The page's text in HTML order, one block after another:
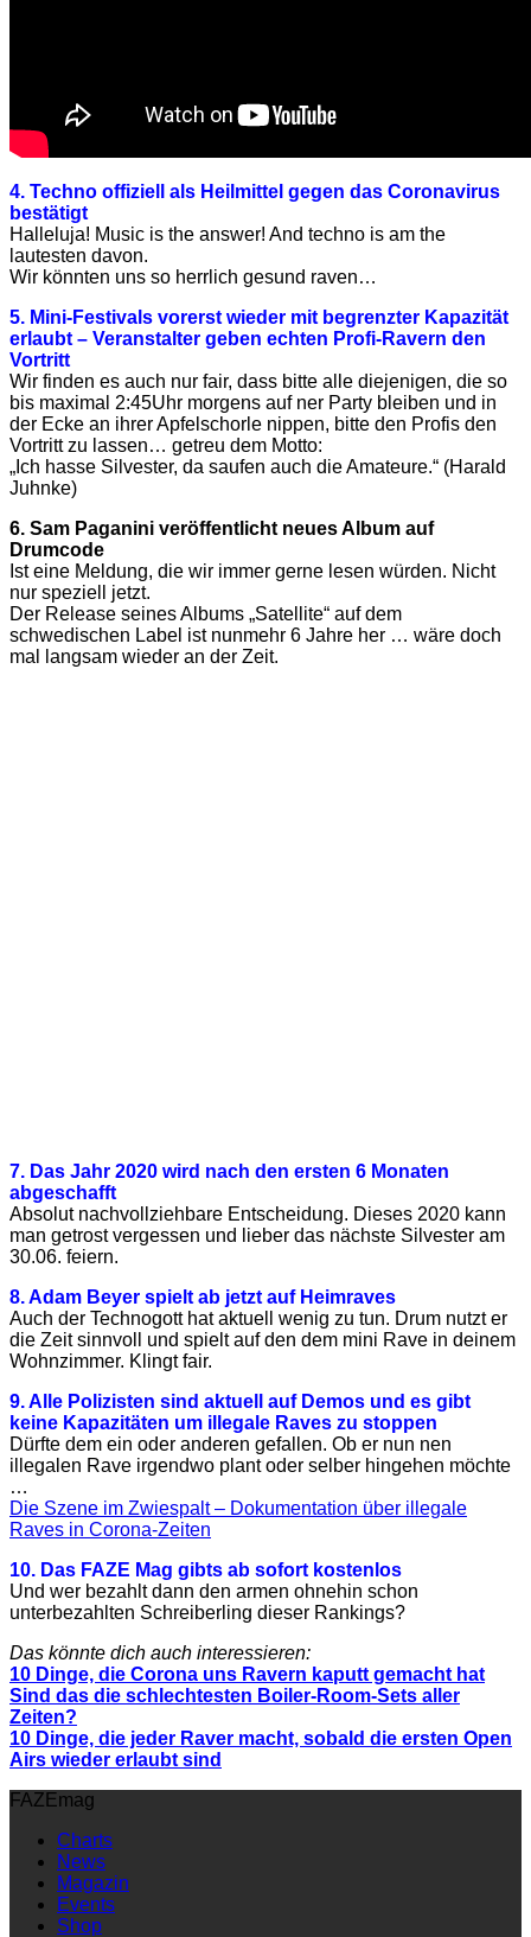
4. Techno offiziell als Heilmittel gegen das Coronavirus
bestätigt
Halleluja! Music is the answer! And techno is am the
lautesten davon.
Wir könnten uns so herrlich gesund raven…
5. Mini-Festivals vorerst wieder mit begrenzter Kapazität
erlaubt – Veranstalter geben echten Profi-Ravern den
Vortritt
Wir finden es auch nur fair, dass bitte alle diejenigen, die so
bis maximal 2:45Uhr morgens auf ner Party bleiben und in
der Ecke an ihrer Apfelschorle nippen, bitte den Profis den
Vortritt zu lassen… getreu dem Motto:
„Ich hasse Silvester, da saufen auch die Amateure.“ (Harald
Juhnke)
6. Sam Paganini veröffentlicht neues Album auf
Drumcode
Ist eine Meldung, die wir immer gerne lesen würden. Nicht
nur speziell jetzt.
Der Release seines Albums „Satellite“ auf dem
schwedischen Label ist nunmehr 6 Jahre her … wäre doch
mal langsam wieder an der Zeit.
7. Das Jahr 2020 wird nach den ersten 6 Monaten
abgeschafft
Absolut nachvollziehbare Entscheidung. Dieses 2020 kann
man getrost vergessen und lieber das nächste Silvester am
30.06. feiern.
8. Adam Beyer spielt ab jetzt auf Heimraves
Auch der Technogott hat aktuell wenig zu tun. Drum nutzt er
die Zeit sinnvoll und spielt auf den dem mini Rave in deinem
Wohnzimmer. Klingt fair.
9. Alle Polizisten sind aktuell auf Demos und es gibt
keine Kapazitäten um illegale Raves zu stoppen
Dürfte dem ein oder anderen gefallen. Ob er nun nen
illegalen Rave irgendwo plant oder selber hingehen möchte
…
Die Szene im Zwiespalt – Dokumentation über illegale
Raves in Corona-Zeiten
10. Das FAZE Mag gibts ab sofort kostenlos
Und wer bezahlt dann den armen ohnehin schon
unterbezahlten Schreiberling dieser Rankings?
Das könnte dich auch interessieren:
10 Dinge, die Corona uns Ravern kaputt gemacht hat
Sind das die schlechtesten Boiler-Room-Sets aller
Zeiten?
10 Dinge, die jeder Raver macht, sobald die ersten Open
Airs wieder erlaubt sind
FAZEmag
Charts
News
Magazin
Events
Shop